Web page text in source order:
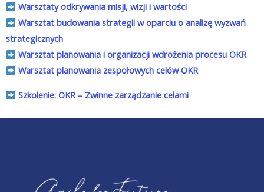
Warsztaty odkrywania misji, wizji i wartości
Warsztat budowania strategii w oparciu o analizę wyzwań
strategicznych
Warsztat planowania i organizacji wdrożenia procesu OKR
Warsztat planowania zespołowych celów OKR
Szkolenie: OKR – Zwinne zarządzanie celami